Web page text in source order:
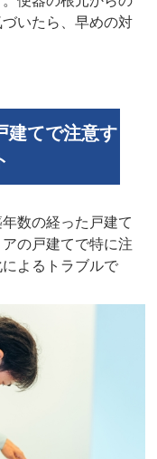
いたら、早めの対
建てで注意す
数の経った戸建て
の戸建てで特に注
よるトラブルで